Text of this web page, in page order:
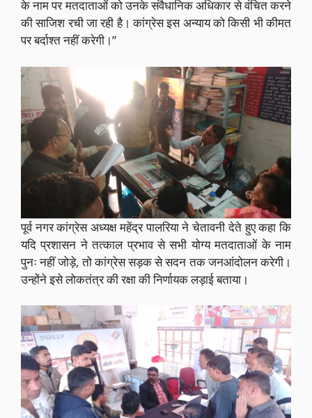
के नाम पर मतदाताओं को उनके संवैधानिक अधिकार से वंचित करने
की साजिश रची जा रही है। कांग्रेस इस अन्याय को किसी भी कीमत
पर बर्दाश्त नहीं करेगी।”
पूर्व नगर कांग्रेस अध्यक्ष महेंद्र पालरिया ने चेतावनी देते हुए कहा कि
यदि प्रशासन ने तत्काल प्रभाव से सभी योग्य मतदाताओं के नाम
पुनः नहीं जोड़े, तो कांग्रेस सड़क से सदन तक जनआंदोलन करेगी।
उन्होंने इसे लोकतंत्र की रक्षा की निर्णायक लड़ाई बताया।